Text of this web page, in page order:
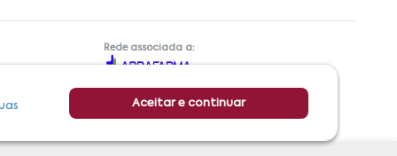
Aceitar e continuar
Rede associada a: